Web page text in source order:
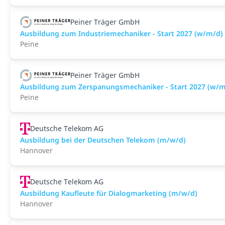
Peiner Träger GmbH
Ausbildung zum Industriemechaniker - Start 2027 (w/m/d)
Peine
Peiner Träger GmbH
Ausbildung zum Zerspanungsmechaniker - Start 2027 (w/
Peine
Deutsche Telekom AG
Ausbildung bei der Deutschen Telekom (m/w/d)
Hannover
Deutsche Telekom AG
Ausbildung Kaufleute für Dialogmarketing (m/w/d)
Hannover